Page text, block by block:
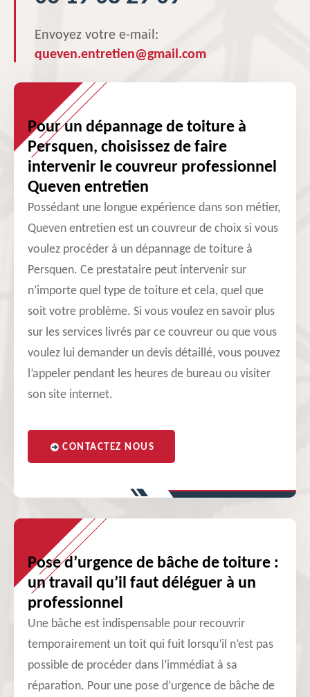
Envoyez votre e-mail:
queven.entretien@gmail.com
Pour un dépannage de toiture à
Persquen, choisissez de faire
intervenir le couvreur professionnel
Queven entretien
Possédant une longue expérience dans son métier,
Queven entretien est un couvreur de choix si vous
voulez procéder à un dépannage de toiture à
Persquen. Ce prestataire peut intervenir sur
n’importe quel type de toiture et cela, quel que
soit votre problème. Si vous voulez en savoir plus
sur les services livrés par ce couvreur ou que vous
voulez lui demander un devis détaillé, vous pouvez
l’appeler pendant les heures de bureau ou visiter
son site internet.
CONTACTEZ NOUS
Pose d’urgence de bâche de toiture :
un travail qu’il faut déléguer à un
professionnel
Une bâche est indispensable pour recouvrir
temporairement un toit qui fuit lorsqu’il n’est pas
possible de procéder dans l’immédiat à sa
réparation. Pour une pose d’urgence de bâche de